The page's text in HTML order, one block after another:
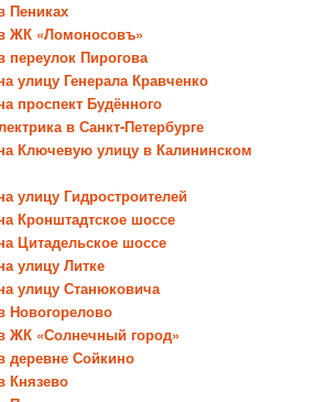
Пениках
ЖК «Ломоносовъ»
переулок Пирогова
улицу Генерала Кравченко
проспект Будённого
в Санкт-Петербурге
Ключевую улицу в Калининском
улицу Гидростроителей
Кронштадтское шоссе
Цитадельское шоссе
улицу Литке
улицу Станюковича
Новогорелово
ЖК «Солнечный город»
деревне Сойкино
Князево